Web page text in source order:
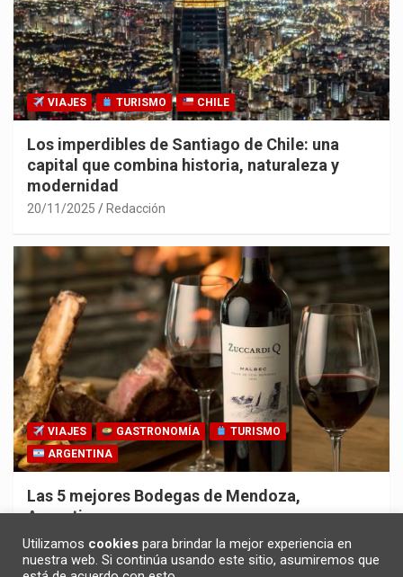
VIAJES TURISMO CHILE
Los imperdibles de Santiago de Chile: una
capital que combina historia, naturaleza y
modernidad
20/11/2025 Redacción
VIAJES GASTRONOMÍA
TURISMO
ARGENTINA
Las 5 mejores Bodegas de Mendoza,
Argentina
30/10/2025 Redacción
Utilizamos cookies para brindar la mejor experiencia en
nuestra web. Si continúa usando este sitio, asumiremos que